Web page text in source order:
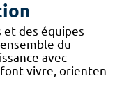
et des équipes
du
avec
vivre, orienten